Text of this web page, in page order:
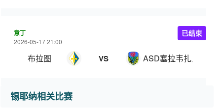
意丁
2026-05-17 21:00
布拉图 VS ASD塞拉韦扎足球
已结束
锡耶纳相关比赛